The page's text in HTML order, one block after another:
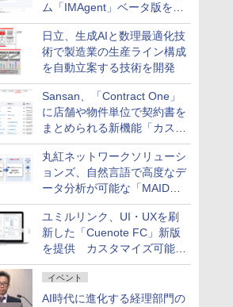
ム「IMAgent」ベータ版を提
供
日立、生成AIと数理最適化技
術で製造業の生産ライン構成
を自動立案する技術を開発
Sansan、「Contract One」
に店舗や物件単位で契約書を
まとめられる新機能「カスタ
ム契約ツリー」を追加
丸紅ネットワークソリューシ
ョンズ、自然言語で高度なデ
ータ分析が可能な「MAIDOA
AI ASSIST」を9月より提供
ユミルリンク、UI・UXを刷
新した「Cuenote FC」新版
を提供 カスタマイズ可能な
ダッシュボード画面を搭載
イベント
AI時代に進化する経理部門の